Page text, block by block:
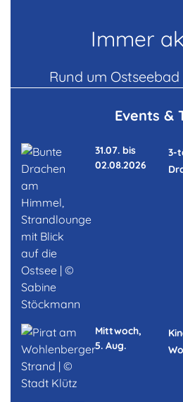
Immer
Rund um
Events &
31.07. bis
02.08.2026
3-
Mittwoch,
5. Aug.